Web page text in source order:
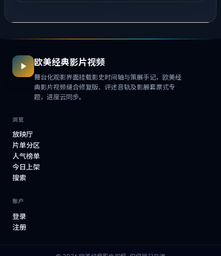
欧美经典影片视频
舞台化观影界面挂载影史时间轴与策展手记，欧美经
典影片视频缝合修复版、评述音轨及影展套票式专
题，进度云同步。
浏览
放映厅
片单分区
人气榜单
今日上架
搜索
账户
登录
注册